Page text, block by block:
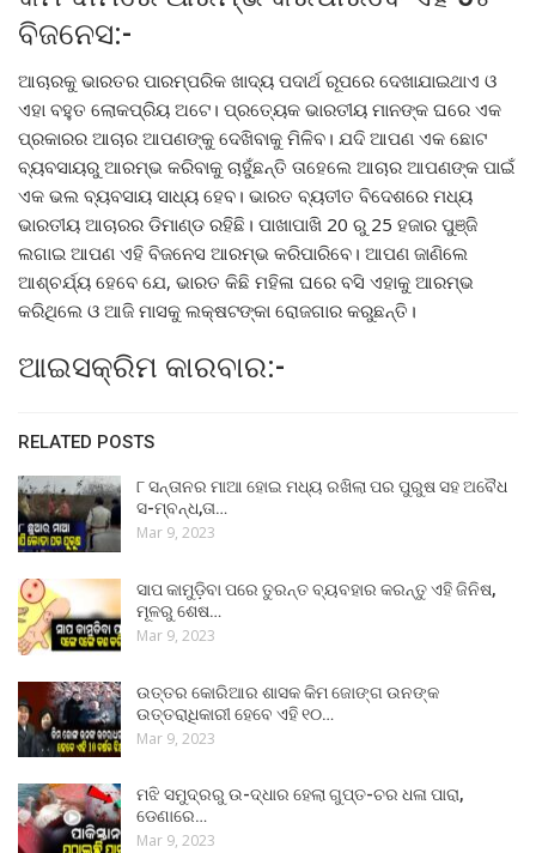
ବିଜନେସ:-
ଆଚାରକୁ ଭାରତର ପାରମ୍ପରିକ ଖାଦ୍ୟ ପଦାର୍ଥ ରୂପରେ ଦେଖାଯାଇଥାଏ ଓ
ଏହା ବହୁତ ଲୋକପ୍ରିୟ ଅଟେ। ପ୍ରତ୍ୟେକ ଭାରତୀୟ ମାନଙ୍କ ଘରେ ଏକ
ପ୍ରକାରର ଆଚାର ଆପଣଙ୍କୁ ଦେଖିବାକୁ ମିଳିବ। ଯଦି ଆପଣ ଏକ ଛୋଟ
ବ୍ୟବସାୟରୁ ଆରମ୍ଭ କରିବାକୁ ଚାହୁଁଛନ୍ତି ତାହେଲେ ଆଚାର ଆପଣଙ୍କ ପାଇଁ
ଏକ ଭଲ ବ୍ୟବସାୟ ସାଧ୍ୟ ହେବ। ଭାରତ ବ୍ୟତୀତ ବିଦେଶରେ ମଧ୍ୟ
ଭାରତୀୟ ଆଚାରର ଡିମାଣ୍ଡ ରହିଛି। ପାଖାପାଖି 20 ରୁ 25 ହଜାର ପୁଞ୍ଜି
ଲଗାଇ ଆପଣ ଏହି ବିଜନେସ ଆରମ୍ଭ କରିପାରିବେ। ଆପଣ ଜାଣିଲେ
ଆଶ୍ଚର୍ଯ୍ୟ ହେବେ ଯେ, ଭାରତ କିଛି ମହିଳା ଘରେ ବସି ଏହାକୁ ଆରମ୍ଭ
କରିଥିଲେ ଓ ଆଜି ମାସକୁ ଲକ୍ଷଟଙ୍କା ରୋଜଗାର କରୁଛନ୍ତି।
ଆଇସକ୍ରିମ କାରବାର:-
RELATED POSTS
୮ ସନ୍ତାନର ମାଆ ହୋଇ ମଧ୍ୟ ରଖିଲା ପର ପୁରୁଷ ସହ ଅବୈଧ
ସ-ମ୍ବନ୍ଧ,ତା…
Mar 9, 2023
ସାପ କାମୁଡ଼ିବା ପରେ ତୁରନ୍ତ ବ୍ୟବହାର କରନ୍ତୁ ଏହି ଜିନିଷ,
ମୂଳରୁ ଶେଷ…
Mar 9, 2023
ଉତ୍ତର କୋରିଆର ଶାସକ କିମ ଜୋଙ୍ଗ ଉନଙ୍କ
ଉତ୍ତରାଧିକାରୀ ହେବେ ଏହି ୧୦…
Mar 9, 2023
ମଝି ସମୁଦ୍ରରୁ ଉ-ଦ୍ଧାର ହେଲା ଗୁପ୍ତ-ଚର ଧଳା ପାରା,
ଡେଣାରେ…
Mar 9, 2023